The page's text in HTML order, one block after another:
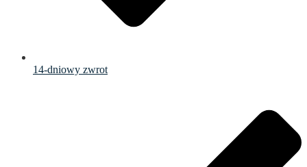
14-dniowy zwrot